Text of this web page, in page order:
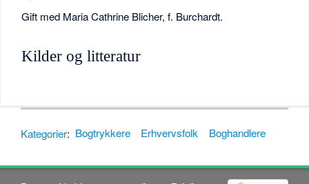
Gift med Maria Cathrine Blicher, f. Burchardt.
Kilder og litteratur
Kategorier: Bogtrykkere Erhvervsfolk Boghandlere